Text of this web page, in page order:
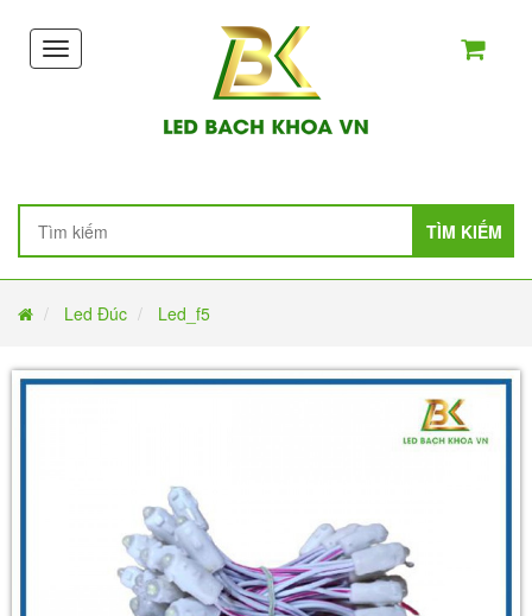
Toggle
navigation
TÌM KIẾM
Led Đúc Led_f5